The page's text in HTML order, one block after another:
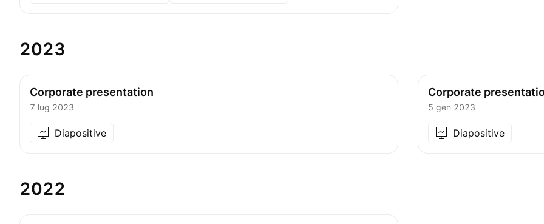
2023
Corporate presentation
7 lug 2023
Diapositive
Corporate
5 gen 2023
Diapositive
2022